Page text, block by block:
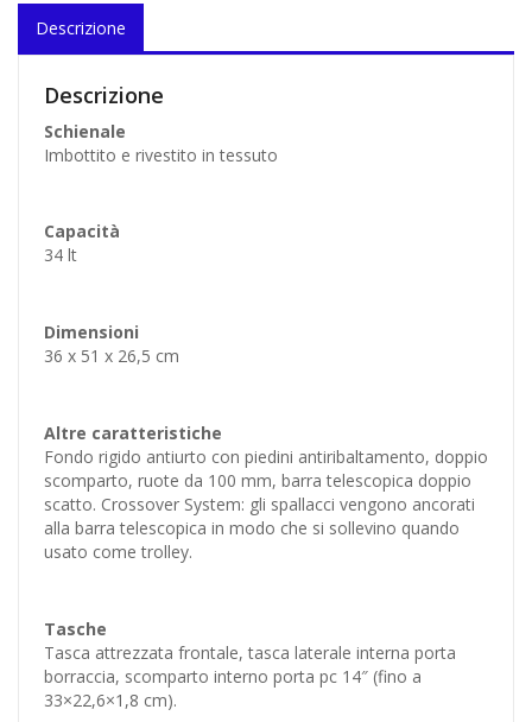
Descrizione
Descrizione
Schienale
Imbottito e rivestito in tessuto
Capacità
34 lt
Dimensioni
36 x 51 x 26,5 cm
Altre caratteristiche
Fondo rigido antiurto con piedini antiribaltamento, doppio
scomparto, ruote da 100 mm, barra telescopica doppio
scatto. Crossover System: gli spallacci vengono ancorati
alla barra telescopica in modo che si sollevino quando
usato come trolley.
Tasche
Tasca attrezzata frontale, tasca laterale interna porta
borraccia, scomparto interno porta pc 14″ (fino a
33×22,6×1,8 cm).